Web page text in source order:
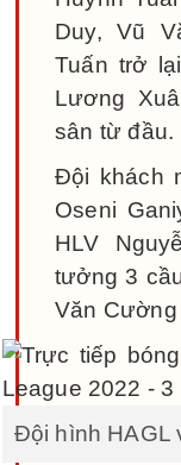
Duy, Vũ
Tuấn trở
Lương
sân từ đầu.
Đội khách
Oseni
HLV
tưởng 3
Văn
Đội hình HAGL